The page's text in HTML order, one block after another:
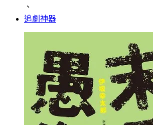
、
追劇神器